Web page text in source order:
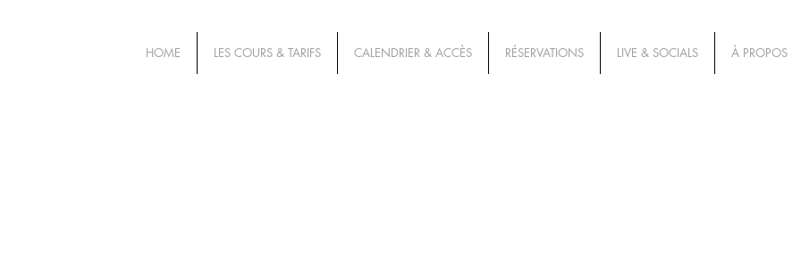
HOME LES COURS & TARIFS CALENDRIER & ACCÈS RÉSERVATIONS LIVE & SOCIALS À PROPOS